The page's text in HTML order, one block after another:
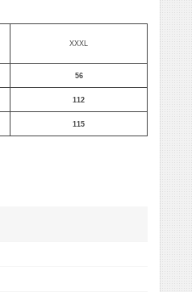
XXXL
56
112
115